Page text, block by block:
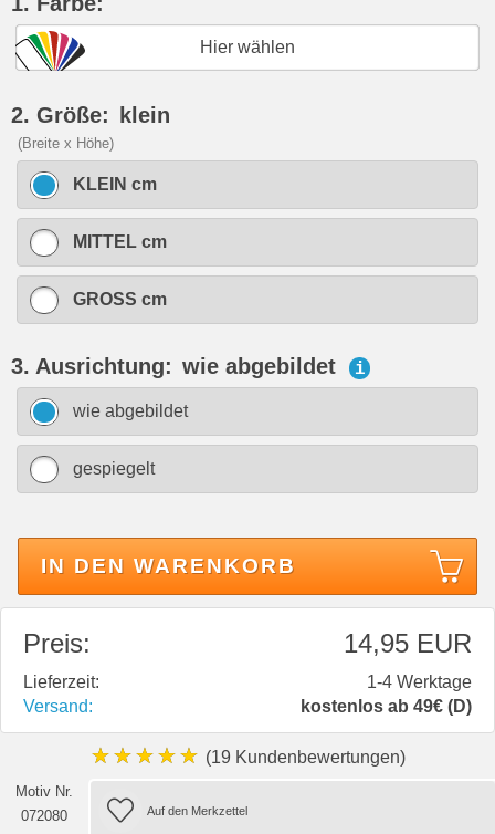
Hier wählen
2. Größe: klein
(Breite x Höhe)
KLEIN cm
MITTEL cm
GROSS cm
3. Ausrichtung: wie abgebildet i
wie abgebildet
gespiegelt
IN DEN WARENKORB
Preis: 14,95 EUR
Lieferzeit:
1-4 Werktage
Versand:
kostenlos ab 49€ (D)
★★★★★ (19 Kundenbewertungen)
Motiv Nr.
072080